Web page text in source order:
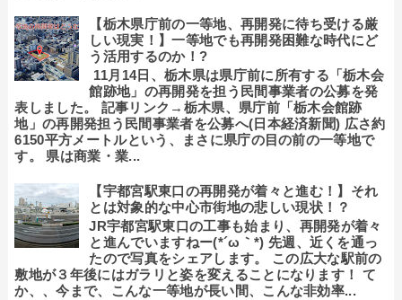
【栃木県庁前の一等地、再開発に待ち受ける厳
しい現実！】一等地でも再開発困難な時代にど
う活用するのか！?
11月14日、栃木県は県庁前に所有する「栃木会
館跡地」の再開発を担う民間事業者の公募を発
表しました。 記事リンク→栃木県、県庁前「栃木会館跡
地」の再開発担う民間事業者を公募へ(日本経済新聞) 広さ約
6150平方メートルという、まさに県庁の目の前の一等地で
す。 県は商業・業...
【宇都宮駅東口の再開発が着々と進む！】それ
とは対象的な中心市街地の悲しい現状！？
JR宇都宮駅東口の工事も始まり、再開発が着々
と進んでいますねー(*´ω｀*) 先週、近くを通っ
たので写真をシェアします。 この広大な駅前の
敷地が３年後にはガラリと姿を変えることになります！ て
か、、今まで、こんな一等地が長い間、こんな非効率...